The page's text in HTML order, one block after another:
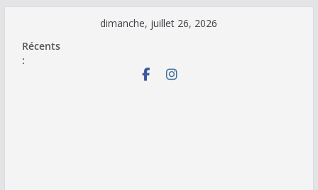
contenu
dimanche, juillet 26, 2026
Récents
: